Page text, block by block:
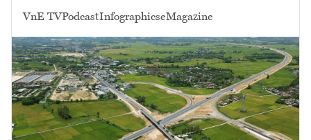
VnE TVPodcastInfographicseMagazine